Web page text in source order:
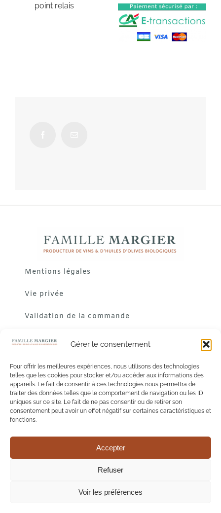
Gérer le consentement
Pour offrir les meilleures expériences, nous utilisons des technologies
telles que les cookies pour stocker et/ou accéder aux informations des
appareils. Le fait de consentir à ces technologies nous permettra de
traiter des données telles que le comportement de navigation ou les ID
uniques sur ce site. Le fait de ne pas consentir ou de retirer son
consentement peut avoir un effet négatif sur certaines caractéristiques et
fonctions.
Accepter
Refuser
Voir les préférences
point relais
Mentions légales
Vie privée
Validation de la commande
L'abus d'alcool est dangereux pour la santé. A consommer
avec modération.
© Copyright 2019 - Tout droits réservés